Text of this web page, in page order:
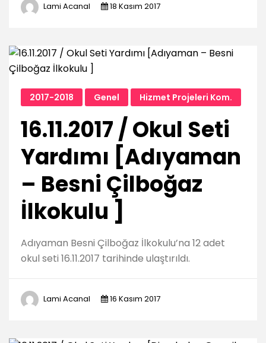
Lami Acanal 18 Kasım 2017
2017-2018 Genel Hizmet Projeleri Kom.
16.11.2017 / Okul Seti
Yardımı [Adıyaman
– Besni Çilboğaz
İlkokulu ]
Adıyaman Besni Çilboğaz İlkokulu’na 12 adet
okul seti 16.11.2017 tarihinde ulaştırıldı.
Lami Acanal 16 Kasım 2017